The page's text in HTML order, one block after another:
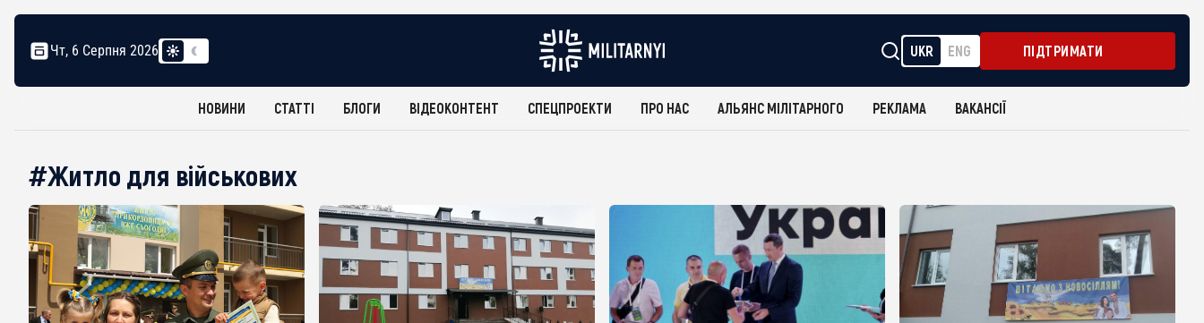
Чт, 6 Серпня 2026 UKR ENG ПІДТРИМАТИ
НОВИНИ СТАТТІ БЛОГИ ВІДЕОКОНТЕНТ СПЕЦПРОЕКТИ ПРО НАС АЛЬЯНС МІЛІТАРНОГО РЕКЛАМА ВАКАНСІЇ
#Житло для військових